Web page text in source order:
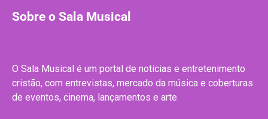
Sobre o Sala Musical
O Sala Musical é um portal de notícias e entretenimento
cristão, com entrevistas, mercado da música e coberturas
de eventos, cinema, lançamentos e arte.